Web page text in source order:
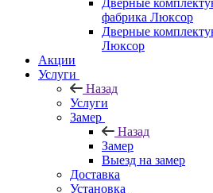
Дверные
фабрика Люксор
Дверные
Люксор
Акции
Услуги
Назад
Услуги
Замер
Назад
Замер
Выезд на замер
Доставка
Установка